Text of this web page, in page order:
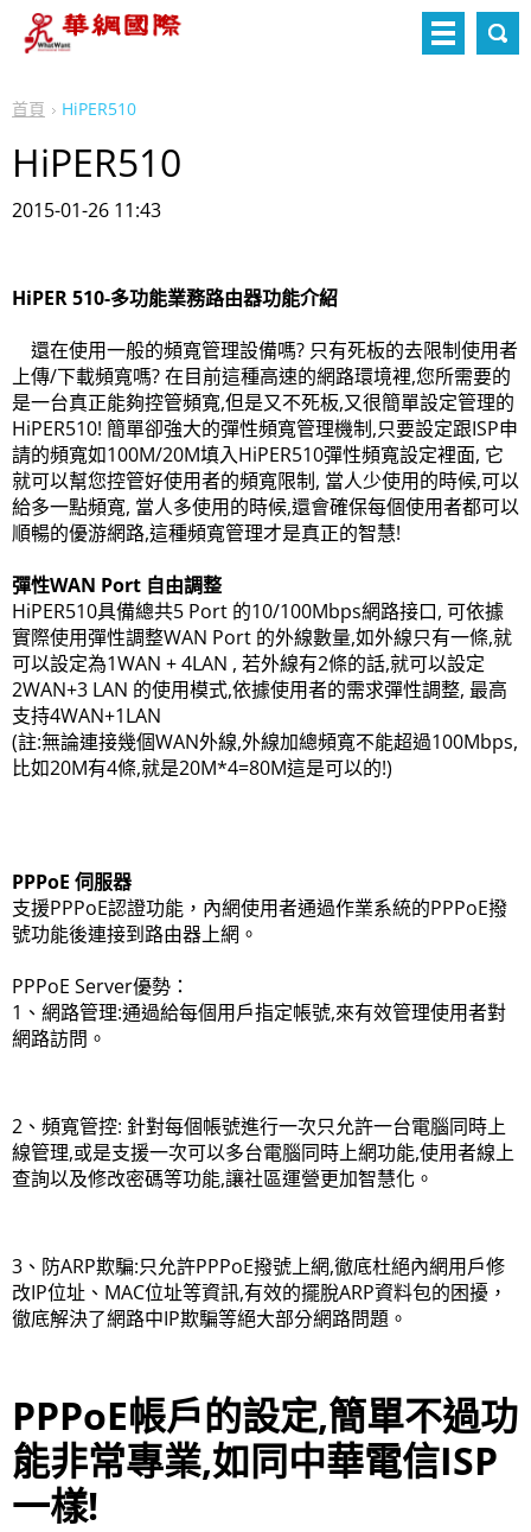
首頁 HiPER510
HiPER510
2015-01-26 11:43
HiPER 510-多功能業務路由器功能介紹
還在使用一般的頻寬管理設備嗎? 只有死板的去限制使用者
上傳/下載頻寬嗎? 在目前這種高速的網路環境裡,您所需要的
是一台真正能夠控管頻寬,但是又不死板,又很簡單設定管理的
HiPER510! 簡單卻強大的彈性頻寬管理機制,只要設定跟ISP申
請的頻寬如100M/20M填入HiPER510彈性頻寬設定裡面, 它
就可以幫您控管好使用者的頻寬限制, 當人少使用的時候,可以
給多一點頻寬, 當人多使用的時候,還會確保每個使用者都可以
順暢的優游網路,這種頻寬管理才是真正的智慧!
彈性WAN Port 自由調整
HiPER510具備總共5 Port 的10/100Mbps網路接口, 可依據
實際使用彈性調整WAN Port 的外線數量,如外線只有一條,就
可以設定為1WAN + 4LAN , 若外線有2條的話,就可以設定
2WAN+3 LAN 的使用模式,依據使用者的需求彈性調整, 最高
支持4WAN+1LAN
(註:無論連接幾個WAN外線,外線加總頻寬不能超過100Mbps,
比如20M有4條,就是20M*4=80M這是可以的!)
PPPoE 伺服器
支援PPPoE認證功能，內網使用者通過作業系統的PPPoE撥
號功能後連接到路由器上網。
PPPoE Server優勢：
1、網路管理:通過給每個用戶指定帳號,來有效管理使用者對
網路訪問。
2、頻寬管控: 針對每個帳號進行一次只允許一台電腦同時上
線管理,或是支援一次可以多台電腦同時上網功能,使用者線上
查詢以及修改密碼等功能,讓社區運營更加智慧化。
3、防ARP欺騙:只允許PPPoE撥號上網,徹底杜絕內網用戶修
改IP位址、MAC位址等資訊,有效的擺脫ARP資料包的困擾，
徹底解決了網路中IP欺騙等絕大部分網路問題。
PPPoE帳戶的設定,簡單不過功
能非常專業,如同中華電信ISP
一樣!